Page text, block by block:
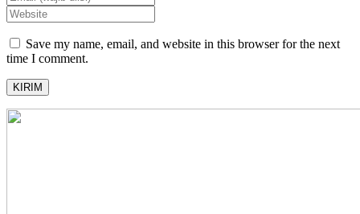
Save my name, email, and website in this browser for the next
time I comment.